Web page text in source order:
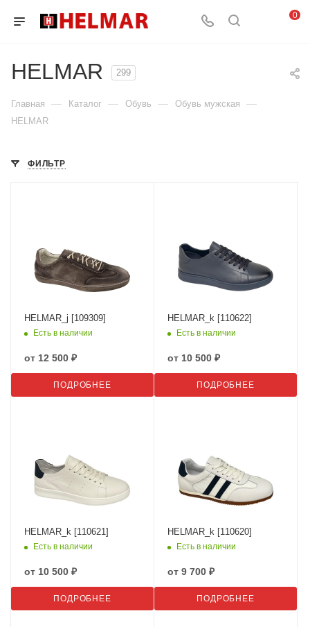
0
HELMAR 299
Главная — Каталог — Обувь — Обувь мужская —
HELMAR
ФИЛЬТР
HELMAR_j [109309]
Есть в наличии
от 12 500 ₽
ПОДРОБНЕЕ
HELMAR_k [110622]
Есть в наличии
от 10 500 ₽
ПОДРОБНЕЕ
HELMAR_k [110621]
Есть в наличии
от 10 500 ₽
ПОДРОБНЕЕ
HELMAR_k [110620]
Есть в наличии
от 9 700 ₽
ПОДРОБНЕЕ